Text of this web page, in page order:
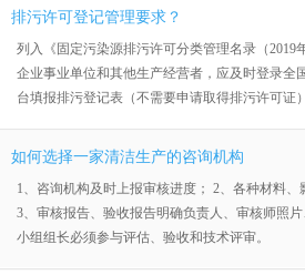
排污许可登记管理要求？
列入《固定污染源排污许可分类管理名录（2019
企业事业单位和其他生产经营者，应及时登录全
台填报排污登记表（不需要申请取得排污许可证
如何选择一家清洁生产的咨询机构
1、咨询机构及时上报审核进度； 2、各种材料、
3、审核报告、验收报告明确负责人、审核师照
小组组长必须参与评估、验收和技术评审。